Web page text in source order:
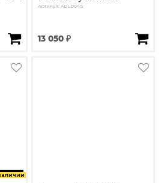
Артикул: ADLD04S
13 050 ₽